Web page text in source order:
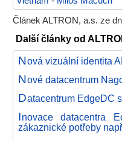
Článek ALTRON, a.s. ze
Další články od
Nová vizuální identita
Nové datacentrum
Datacentrum EdgeDC
Inovace datacentra
zákaznické potřeby